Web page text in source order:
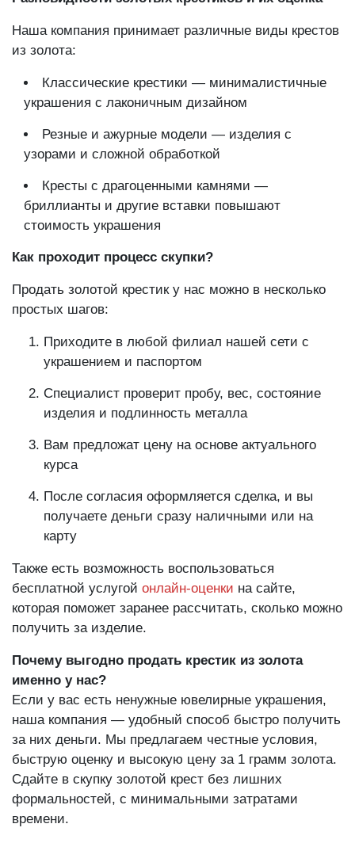
Разновидности золотых крестиков и их оценка
Наша компания принимает различные виды крестов
Классические крестики — минималистичные
украшения с лаконичным дизайном
Резные и ажурные модели — изделия с
узорами и сложной обработкой
Кресты с драгоценными камнями —
бриллианты и другие вставки повышают
стоимость украшения
Как проходит процесс скупки?
Продать золотой крестик у нас можно в несколько
простых шагов:
Приходите в любой филиал нашей сети с
украшением и паспортом
Специалист проверит пробу, вес, состояние
изделия и подлинность металла
Вам предложат цену на основе актуального
курса
После согласия оформляется сделка, и вы
получаете деньги сразу наличными или на
карту
Также есть возможность воспользоваться
бесплатной услугой
онлайн-оценки
на сайте,
которая поможет заранее рассчитать, сколько можно
получить за изделие.
Почему выгодно продать крестик из золота
именно у нас?
Если у вас есть ненужные ювелирные украшения,
наша компания — удобный способ быстро получить
за них деньги. Мы предлагаем честные условия,
быструю оценку и высокую цену за 1 грамм золота.
Сдайте в скупку золотой крест без лишних
формальностей, с минимальными затратами
времени.